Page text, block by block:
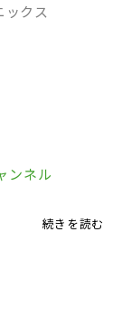
クス
ンネル
続きを読む